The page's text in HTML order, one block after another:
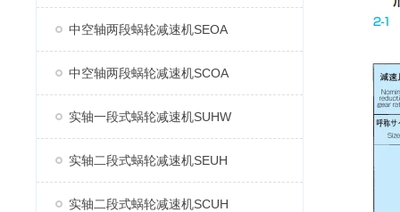
中空轴两段蜗轮减速机SEOA
中空轴两段蜗轮减速机SCOA
实轴一段式蜗轮减速机SUHW
实轴二段式蜗轮减速机SEUH
实轴二段式蜗轮减速机SCUH